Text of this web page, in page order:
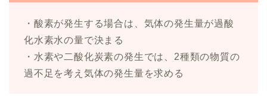
・酸素が発生する場合は、気体の発生量が過酸
化水素水の量で決まる
・水素や二酸化炭素の発生では、2種類の物質の
過不足を考え気体の発生量を求める